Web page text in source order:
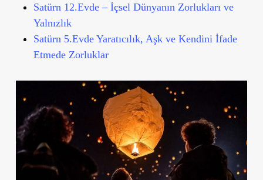
Satürn 12.Evde – İçsel Dünyanın Zorlukları ve
Yalnızlık
Satürn 5.Evde Yaratıcılık, Aşk ve Kendini İfade
Etmede Zorluklar